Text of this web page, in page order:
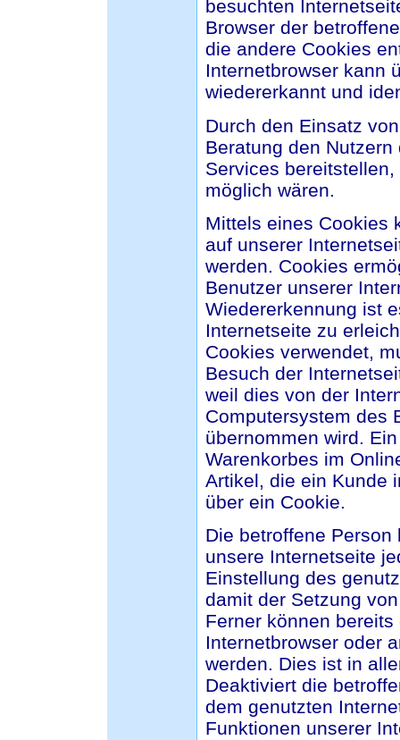
besuchten
Browser der
die andere Cookies
Internetbrowser kann
wiedererkannt und
Durch den Einsatz
Beratung den
Services
möglich wären.
Mittels eines Cookies
auf unserer
werden. Cookies
Benutzer unserer
Wiedererkennung ist
Internetseite zu
Cookies verwendet,
Besuch der
weil dies von der
Computersystem des
übernommen wird.
Warenkorbes im
Artikel, die ein Kunde
über ein Cookie.
Die betroffene
unsere Internetseite
Einstellung des
damit der Setzung
Ferner können
Internetbrowser oder
werden. Dies ist in
Deaktiviert die
dem genutzten
Funktionen unserer